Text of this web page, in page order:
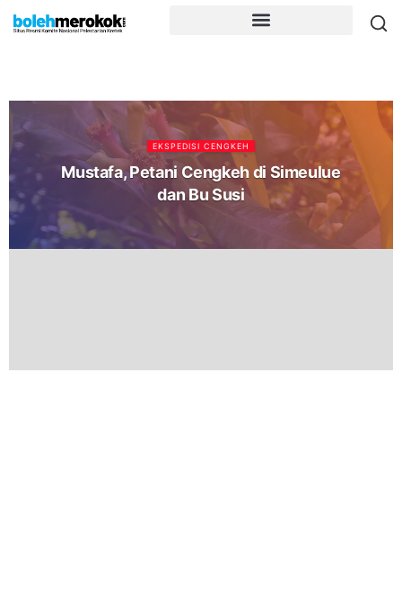
EKSPEDISI CENGKEH
Mustafa, Petani Cengkeh di Simeulue
dan Bu Susi